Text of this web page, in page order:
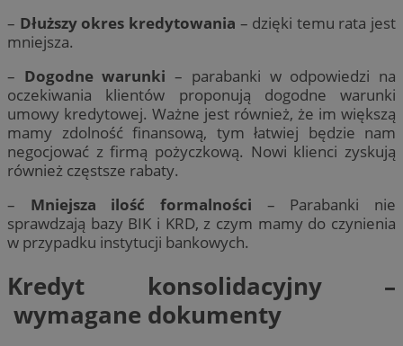
– Dłuższy okres kredytowania – dzięki temu rata jest
mniejsza.
– Dogodne warunki – parabanki w odpowiedzi na
oczekiwania klientów proponują dogodne warunki
umowy kredytowej. Ważne jest również, że im większą
mamy zdolność finansową, tym łatwiej będzie nam
negocjować z firmą pożyczkową. Nowi klienci zyskują
również częstsze rabaty.
– Mniejsza ilość formalności – Parabanki nie
sprawdzają bazy BIK i KRD, z czym mamy do czynienia
w przypadku instytucji bankowych.
Kredyt konsolidacyjny –
wymagane dokumenty